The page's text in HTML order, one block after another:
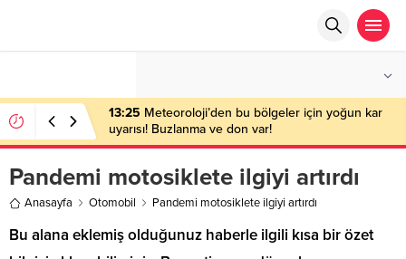
13:25 Meteoroloji’den bu bölgeler için yoğun kar
uyarısı! Buzlanma ve don var!
Pandemi motosiklete ilgiyi artırdı
Anasayfa Otomobil Pandemi motosiklete ilgiyi artırdı
Bu alana eklemiş olduğunuz haberle ilgili kısa bir özet